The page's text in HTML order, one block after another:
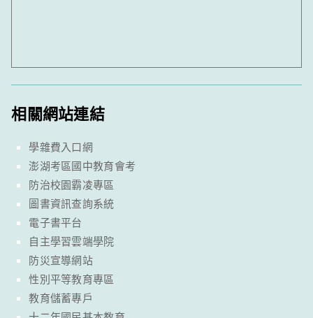
相關網站連結
學雜費入口網
澎湖考區國中教育會考
防治校園霸凌專區
圖書資訊查詢系統
電子書平台
自主學習雲端學院
防災宣導網站
性別平等教育專區
教育儲蓄專戶